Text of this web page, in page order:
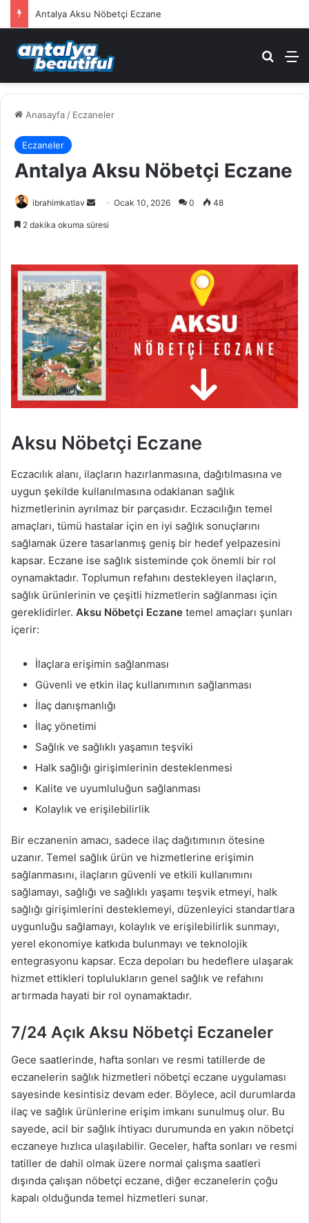
Antalya Aksu Nöbetçi Eczane
Anasayfa / Eczaneler
Eczaneler
Antalya Aksu Nöbetçi Eczane
ibrahimkatlav
-
p
o
s
t
a
g
ö
n
r
m
Ocak 10, 2026 0 48
2 dakika okuma süresi
Aksu Nöbetçi Eczane
Eczacılık alanı, ilaçların hazırlanmasına, dağıtılmasına ve
uygun şekilde kullanılmasına odaklanan sağlık
hizmetlerinin ayrılmaz bir parçasıdır. Eczacılığın temel
amaçları, tümü hastalar için en iyi sağlık sonuçlarını
sağlamak üzere tasarlanmış geniş bir hedef yelpazesini
kapsar. Eczane ise sağlık sisteminde çok önemli bir rol
oynamaktadır. Toplumun refahını destekleyen ilaçların,
sağlık ürünlerinin ve çeşitli hizmetlerin sağlanması için
gereklidirler. Aksu Nöbetçi Eczane temel amaçları şunları
içerir:
İlaçlara erişimin sağlanması
Güvenli ve etkin ilaç kullanımının sağlanması
İlaç danışmanlığı
İlaç yönetimi
Sağlık ve sağlıklı yaşamın teşviki
Halk sağlığı girişimlerinin desteklenmesi
Kalite ve uyumluluğun sağlanması
Kolaylık ve erişilebilirlik
Bir eczanenin amacı, sadece ilaç dağıtımının ötesine
uzanır. Temel sağlık ürün ve hizmetlerine erişimin
sağlanmasını, ilaçların güvenli ve etkili kullanımını
sağlamayı, sağlığı ve sağlıklı yaşamı teşvik etmeyi, halk
sağlığı girişimlerini desteklemeyi, düzenleyici standartlara
uygunluğu sağlamayı, kolaylık ve erişilebilirlik sunmayı,
yerel ekonomiye katkıda bulunmayı ve teknolojik
entegrasyonu kapsar. Ecza depoları bu hedeflere ulaşarak
hizmet ettikleri toplulukların genel sağlık ve refahını
artırmada hayati bir rol oynamaktadır.
7/24 Açık Aksu Nöbetçi Eczaneler
Gece saatlerinde, hafta sonları ve resmi tatillerde de
eczanelerin sağlık hizmetleri nöbetçi eczane uygulaması
sayesinde kesintisiz devam eder. Böylece, acil durumlarda
ilaç ve sağlık ürünlerine erişim imkanı sunulmuş olur. Bu
sayede, acil bir sağlık ihtiyacı durumunda en yakın nöbetçi
eczaneye hızlıca ulaşılabilir. Geceler, hafta sonları ve resmi
tatiller de dahil olmak üzere normal çalışma saatleri
dışında çalışan nöbetçi eczane, diğer eczanelerin çoğu
kapalı olduğunda temel hizmetleri sunar.